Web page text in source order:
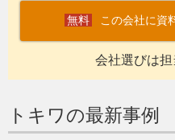
この会社に資
会社選びは
トキワの最新事例